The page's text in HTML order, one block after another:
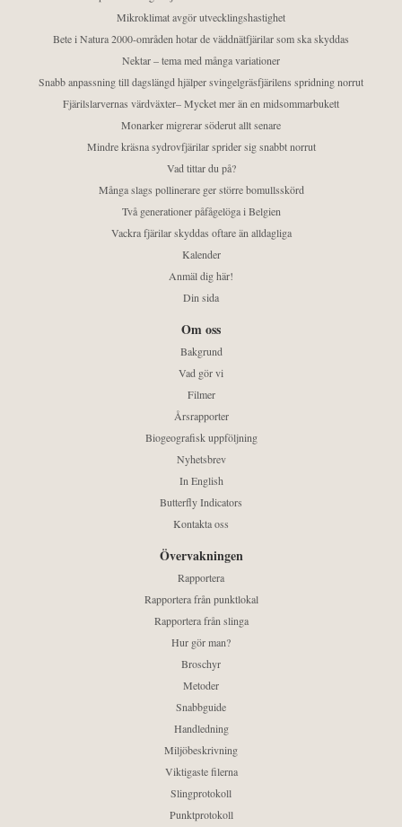
Mikroklimat avgör utvecklingshastighet
Bete i Natura 2000-områden hotar de väddnätfjärilar som ska skyddas
Nektar – tema med många variationer
Snabb anpassning till dagslängd hjälper svingelgräsfjärilens spridning norrut
Fjärilslarvernas värdväxter– Mycket mer än en midsommarbukett
Monarker migrerar söderut allt senare
Mindre kräsna sydrovfjärilar sprider sig snabbt norrut
Vad tittar du på?
Många slags pollinerare ger större bomullsskörd
Två generationer påfågelöga i Belgien
Vackra fjärilar skyddas oftare än alldagliga
Kalender
Anmäl dig här!
Din sida
Om oss
Bakgrund
Vad gör vi
Filmer
Årsrapporter
Biogeografisk uppföljning
Nyhetsbrev
In English
Butterfly Indicators
Kontakta oss
Övervakningen
Rapportera
Rapportera från punktlokal
Rapportera från slinga
Hur gör man?
Broschyr
Metoder
Snabbguide
Handledning
Miljöbeskrivning
Viktigaste filerna
Slingprotokoll
Punktprotokoll